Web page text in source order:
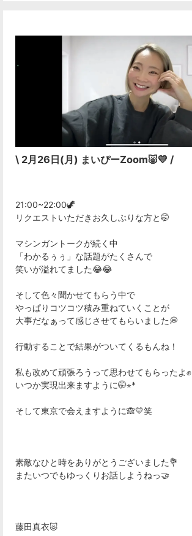
\ 2月26日(月) まいぴーZoom🐷💛 /
21:00~22:00🦖
リクエストいただきお久しぶりな方と🤭
マシンガントークが続く中
「わかるぅぅ」な話題がたくさんで
笑いが溢れてました😂😂
そして色々聞かせてもらう中で
やっぱりコツコツ積み重ねていくことが
大事だなぁって感じさせてもらいました💭
行動することで結果がついてくるもんね！
私も改めて頑張ろうって思わせてもらったよ✊
いつか実現出来ますように🤭⋆*
そして東京で会えますように🙈💛笑
素敵なひと時をありがとうございました💐
またいつでもゆっくりお話しようねっ🤝
藤田真衣🐷